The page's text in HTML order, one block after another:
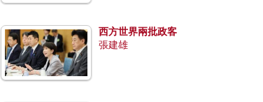
西方世界兩批政客
張建雄